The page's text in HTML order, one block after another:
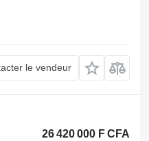
le vendeur
26 420 000 F CFA